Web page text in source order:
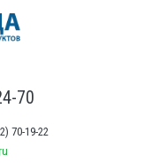
70
70-19-22